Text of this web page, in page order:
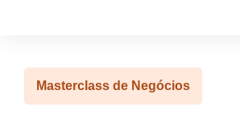
Masterclass de Negócios